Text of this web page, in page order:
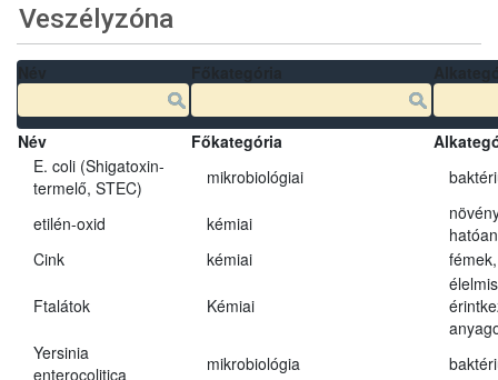
Veszélyzóna
Név Főkategória
E. coli (Shigatoxin-
termelő, STEC)
mikrobiológiai
etilén-oxid kémiai
Cink
kémiai
Ftalátok Kémiai
Yersinia
enterocolitica
mikrobiológia